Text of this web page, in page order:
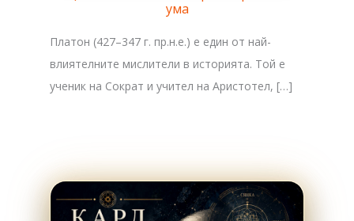
ума
Платон (427–347 г. пр.н.е.) е един от най-
влиятелните мислители в историята. Той е
ученик на Сократ и учител на Аристотел, […]